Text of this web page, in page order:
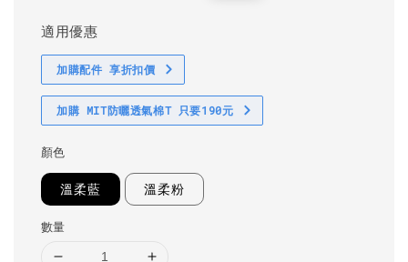
適用優惠
加購配件 享折扣價
加購 MIT防曬透氣棉T 只要190元
顏色
溫柔藍 溫柔粉
數量